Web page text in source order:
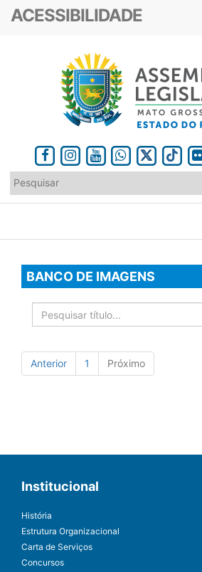
ACESSIBILIDADE
BANCO DE IMAGENS
Anterior 1 Próximo
Institucional
História
Estrutura Organizacional
Carta de Serviços
Concursos